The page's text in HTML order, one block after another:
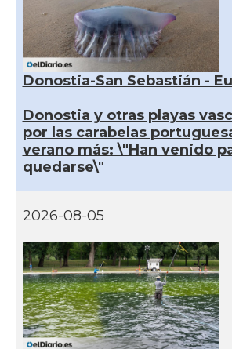
Donostia-San Sebastián -
Donostia y otras playas
por las carabelas
verano más: \"Han venido
quedarse\"
2026-08-05